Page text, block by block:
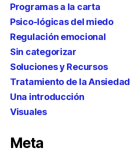
Programas a la carta
Psico-lógicas del miedo
Regulación emocional
Sin categorizar
Soluciones y Recursos
Tratamiento de la Ansiedad
Una introducción
Visuales
Meta